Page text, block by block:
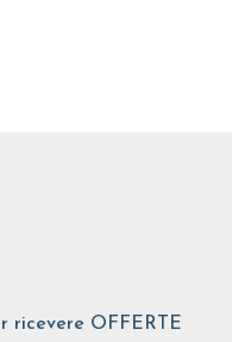
ricevere OFFERTE